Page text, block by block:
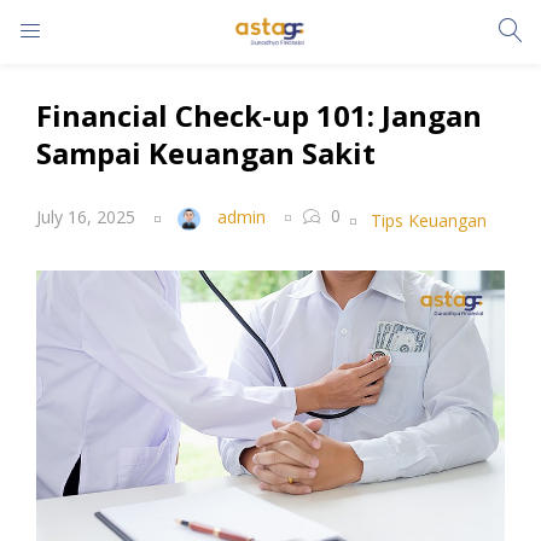
Enter your username and password to login.
Lost password?
Financial Check-up 101: Jangan
Sampai Keuangan Sakit
July 16, 2025 admin 0 Tips Keuangan